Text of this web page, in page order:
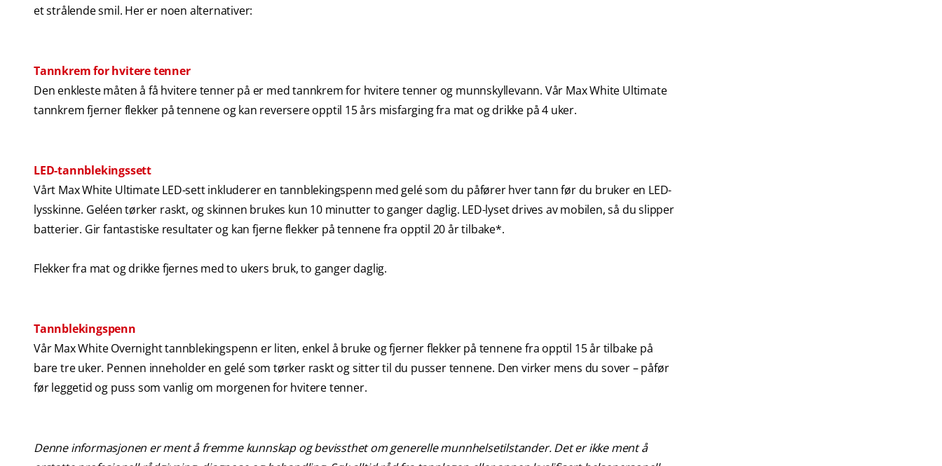
et strålende smil. Her er noen alternativer:
Tannkrem for hvitere tenner
Den enkleste måten å få hvitere tenner på er med tannkrem for hvitere tenner og munnskyllevann. Vår Max White Ultimate
tannkrem fjerner flekker på tennene og kan reversere opptil 15 års misfarging fra mat og drikke på 4 uker.
LED-tannblekingssett
Vårt Max White Ultimate LED-sett inkluderer en tannblekingspenn med gelé som du påfører hver tann før du bruker en LED-
lysskinne. Geléen tørker raskt, og skinnen brukes kun 10 minutter to ganger daglig. LED-lyset drives av mobilen, så du slipper
batterier. Gir fantastiske resultater og kan fjerne flekker på tennene fra opptil 20 år tilbake*.
Flekker fra mat og drikke fjernes med to ukers bruk, to ganger daglig.
Tannblekingspenn
Vår Max White Overnight tannblekingspenn er liten, enkel å bruke og fjerner flekker på tennene fra opptil 15 år tilbake på
bare tre uker. Pennen inneholder en gelé som tørker raskt og sitter til du pusser tennene. Den virker mens du sover – påfør
før leggetid og puss som vanlig om morgenen for hvitere tenner.
Denne informasjonen er ment å fremme kunnskap og bevissthet om generelle munnhelsetilstander. Det er ikke ment å